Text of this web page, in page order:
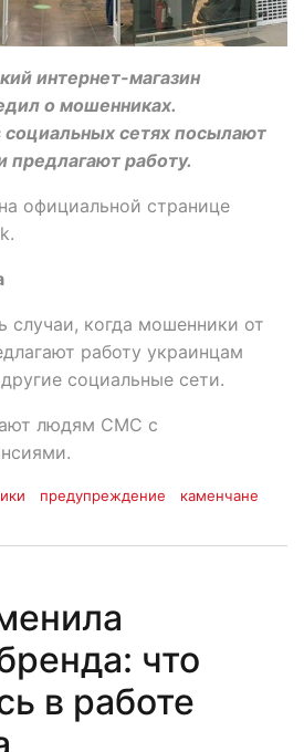
интернет-магазин
о мошенниках.
сетях посылают
работу.
официальной странице
случаи, когда мошенники от
работу украинцам
социальные сети.
людям СМС с
предупреждение каменчане
что
в работе